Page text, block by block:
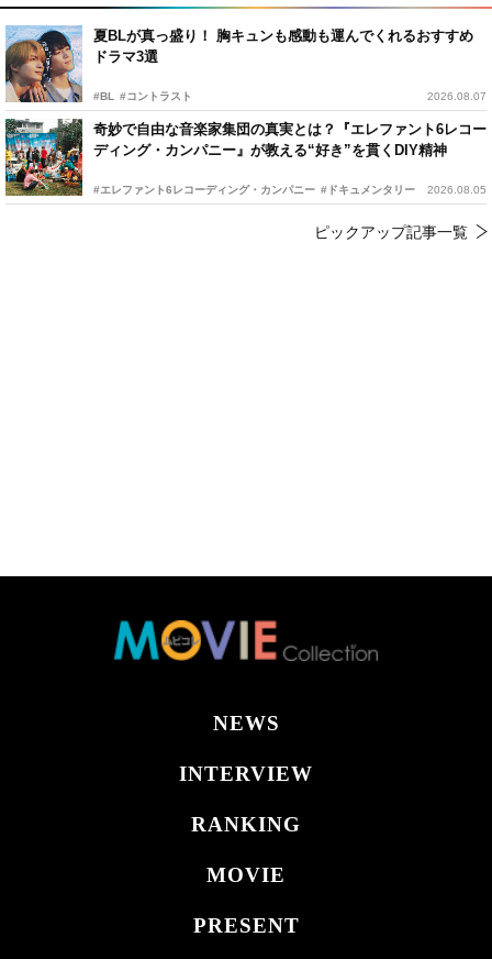
夏BLが真っ盛り！ 胸キュンも感動も運んでくれるおすすめ
ドラマ3選
#BL #コントラスト 2026.08.07
奇妙で自由な音楽家集団の真実とは？『エレファント6レコー
ディング・カンパニー』が教える“好き”を貫くDIY精神
#エレファント6レコーディング・カンパニー #ドキュメンタリー 2026.08.05
ピックアップ記事一覧
NEWS
INTERVIEW
RANKING
MOVIE
PRESENT